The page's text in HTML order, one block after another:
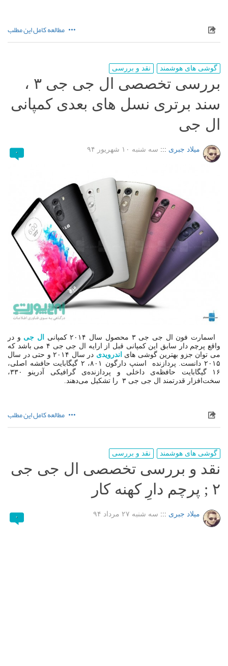
مطالعه کامل این مطلب
گوشی های هوشمند نقد و بررسی
بررسی تخصصی ال جی جی ۳ ،
سند برتری نسل های بعدی کمپانی
ال جی
میلاد جبری ::: سه شنبه ۱۰ شهریور ۹۴ ۰
اسمارت فون ال جی جی ۳ محصول سال ۲۰۱۴ کمپانی ال جی و در
واقع پرچم دار سابق این کمپانی قبل از ارایه ال جی جی ۴ می باشد که
می توان جزو بهترین گوشی های اندرویدی
در سال ۲۰۱۴ و حتی در سال
۲۰۱۵ دانست. پردازنده اسنپ ‌دارگون ۸۰۱، ۲ گیگابایت حافشه اصلی،
۱۶ گیگابایت حافظه‌ی داخلی و پردازنده‌ی گرافیکی آدرینو ۳۳۰،
سخت‌افزار قدرتمند ال جی جی ۳ را تشکیل می‌دهند.
مطالعه کامل این مطلب
گوشی های هوشمند نقد و بررسی
نقد و بررسی تخصصی ال جی جی
۲ ; پرچم دارِ کهنه کار
میلاد جبری ::: سه شنبه ۲۷ مرداد ۹۴ ۰